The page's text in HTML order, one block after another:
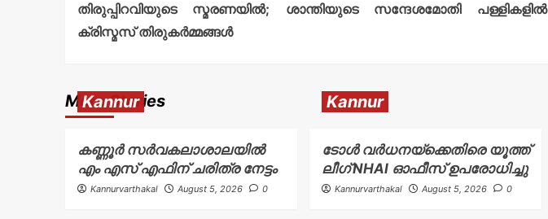
തിരുപ്പിറവിയുടെ സ്മരണയിൽ; ശാന്തിയുടെ സന്ദേശമോതി പള്ളികളിൽ
ക്രിസ്മസ് തിരുകർമ്മങ്ങൾ
More Stories
Kannur
കണ്ണൂർ സർവകലാശാലയിൽ
എം എസ് എഫിന് ചരിത്ര നേട്ടം
Kannurvarthakal August 5, 2026 0
Kannur
ടോള്‍ വര്‍ധനയ്ക്കെതിരെ യൂത്ത്
ലീഗ് NHAI ഓഫീസ് ഉപരോധിച്ചു
Kannurvarthakal August 5, 2026 0